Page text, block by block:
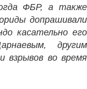
ФБР, а также
допрашивали
касательно его
другим
взрывов во время